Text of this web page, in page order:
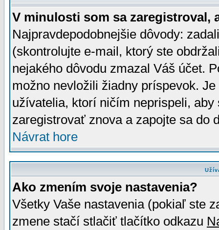
V minulosti som sa zaregistroval,
Najpravdepodobnejšie dôvody:
(skontrolujte e-mail, ktorý ste
nejakého dôvodu zmazal Váš účet.
možno nevložili žiadny príspevok.
užívatelia, ktorí ničím neprispeli,
zaregistrovať znova a zapojte sa do
Návrat hore
Ako zmením svoje nastavenia?
Všetky Vaše nastavenia (pokiaľ ste
zmene stačí stlačiť tlačítko odkazu